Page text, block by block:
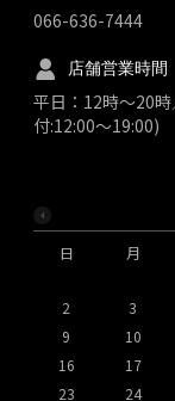
日 月
2
3
9
10
16
17
23
24
066-636-7444
店舗営業時間
平日：12時～20
付:12:00～19:00)